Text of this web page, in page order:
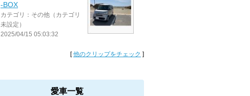
-BOX
カテゴリ：その他（カテゴリ
未設定）
2025/04/15 05:03:32
[他のクリップをチェック ]
愛車一覧